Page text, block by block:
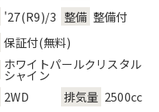
'27(R9)/3 整備 整備付
保証付(無料)
ホワイトパールクリスタル
シャイン
2WD 排気量 2500cc